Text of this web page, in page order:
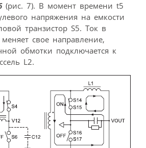
(рис. 7). В момент времени t5
напряжения на емкости
транзистор S5. Ток в
свое направление,
обмотки подключается к
L2.